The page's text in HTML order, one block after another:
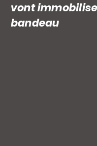
vont
bandeau